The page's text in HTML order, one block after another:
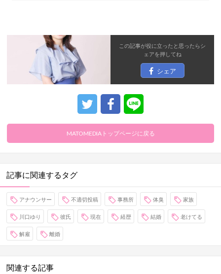
この記事が役に立ったと思ったらシ
ェアを押してね
シェア
MATOMEDIAトップページに戻る
記事に関連するタグ
アナウンサー 不適切投稿 事務所 体臭 家族
川口ゆり 彼氏 現在 経歴 結婚 老けてる
解雇 離婚
関連する記事